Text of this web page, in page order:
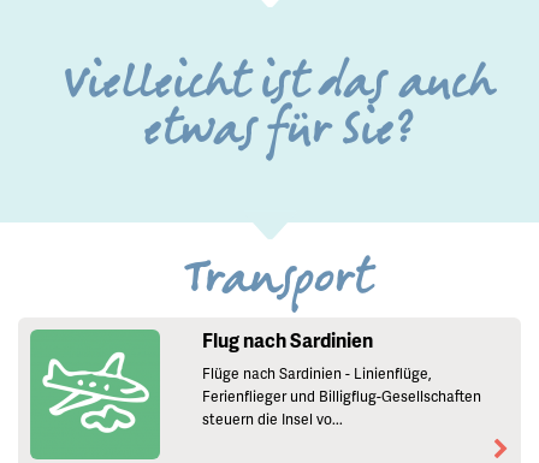
Vielleicht ist das auch
etwas für Sie?
Transport
Flug nach Sardinien
Flüge nach Sardinien - Linienflüge,
Ferienflieger und Billigflug-Gesellschaften
steuern die Insel vo...